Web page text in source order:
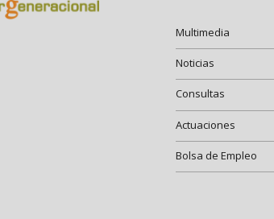
Multimedia
Noticias
Consultas
Actuaciones
Bolsa de Empleo